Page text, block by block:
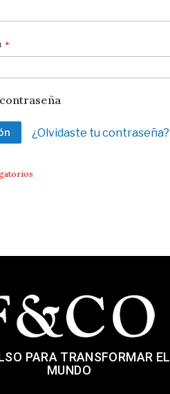
¿Olvidaste tu contraseña?
PARA TRANSFORMAR EL
MUNDO